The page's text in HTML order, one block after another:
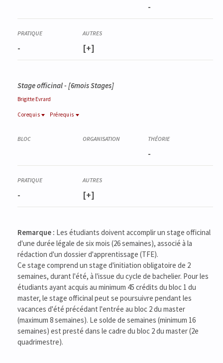
-
- [+]
Stage officinal - [6mois Stages]
Brigitte Evrard
Corequis Prérequis
TOXI0342-2
PHAR0347-3
Travaux pratiques - Technologie pharmaceutique et
PHAR0003-1
Technologie pharmaceutique et biopharmacie (partim II)
PHAC0342-2
Pharmacologie spéciale (Partim II)
PHAC0341-2
Pharmacologie spéciale (Partim I)
LEGI0340-2
Législation et déontologie pharmaceutiques
BIOC0341-1
Chimie clinique (Partim II)
Corequis
Intégration des connaissances pharmaceutiques
-
- [+]
Remarque : Les étudiants doivent accomplir un stage officinal
d'une durée légale de six mois (26 semaines), associé à la
rédaction d'un dossier d'apprentissage (TFE).
Ce stage comprend un stage d'initiation obligatoire de 2
semaines, durant l'été, à l'issue du cycle de bachelier. Pour les
étudiants ayant acquis au minimum 45 crédits du bloc 1 du
master, le stage officinal peut se poursuivre pendant les
vacances d'été précédant l'entrée au bloc 2 du master
(maximum 8 semaines). Le solde de semaines (minimum 16
semaines) est presté dans le cadre du bloc 2 du master (2e
quadrimestre).